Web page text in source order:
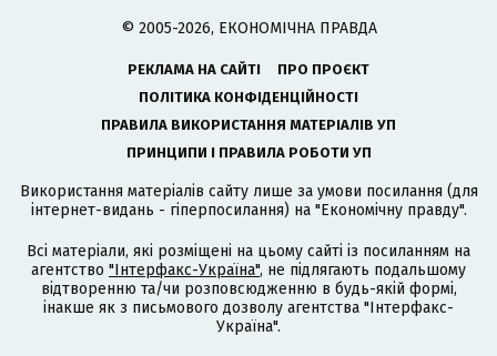
© 2005-2026, ЕКОНОМІЧНА ПРАВДА
РЕКЛАМА НА САЙТІ
ПРО ПРОЄКТ
ПОЛІТИКА КОНФІДЕНЦІЙНОСТІ
ПРАВИЛА ВИКОРИСТАННЯ МАТЕРІАЛІВ УП
ПРИНЦИПИ І ПРАВИЛА РОБОТИ УП
Використання матеріалів сайту лише за умови посилання (для
інтернет-видань - гіперпосилання) на "Економічну правду".
Всі матеріали, які розміщені на цьому сайті із посиланням на
агентство "Інтерфакс-Україна", не підлягають подальшому
відтворенню та/чи розповсюдженню в будь-якій формі,
інакше як з письмового дозволу агентства "Інтерфакс-
Україна".